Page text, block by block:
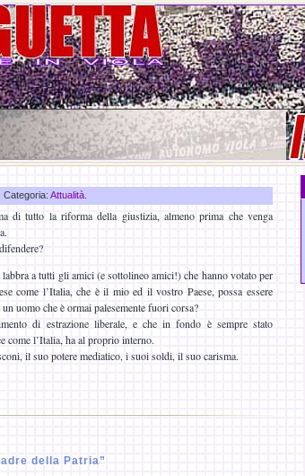
Categoria: Attualità
di tutto la riforma della giustizia, almeno prima che venga
a tutti gli amici (e sottolineo amici!) che hanno votato per
come l’Italia, che è il mio ed il vostro Paese, possa essere
uomo che è ormai palesemente fuori corsa?
di estrazione liberale, e che in fondo è sempre stato
come l’Italia, ha al proprio interno.
il suo potere mediatico, i suoi soldi, il suo carisma.
della Patria”